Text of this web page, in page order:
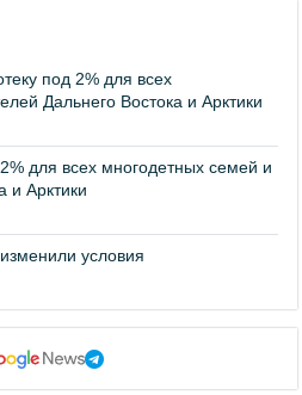
под 2% для всех
Дальнего Востока и Арктики
для всех многодетных семей и
и Арктики
условия